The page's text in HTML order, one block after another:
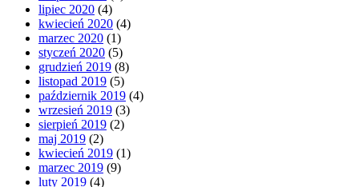
lipiec 2020 (4)
kwiecień 2020 (4)
marzec 2020 (1)
styczeń 2020 (5)
grudzień 2019 (8)
listopad 2019 (5)
październik 2019 (4)
wrzesień 2019 (3)
sierpień 2019 (2)
maj 2019 (2)
kwiecień 2019 (1)
marzec 2019 (9)
luty 2019 (4)